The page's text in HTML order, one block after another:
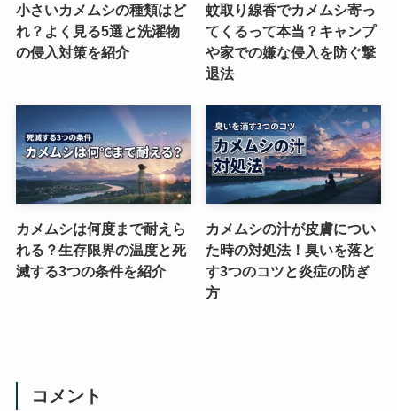
小さいカメムシの種類はど
れ？よく見る5選と洗濯物
の侵入対策を紹介
蚊取り線香でカメムシ寄っ
てくるって本当？キャンプ
や家での嫌な侵入を防ぐ撃
退法
カメムシは何度まで耐えら
れる？生存限界の温度と死
滅する3つの条件を紹介
カメムシの汁が皮膚につい
た時の対処法！臭いを落と
す3つのコツと炎症の防ぎ
方
コメント